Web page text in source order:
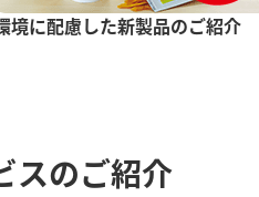
境に配慮した新製品のご紹介
スのご紹介